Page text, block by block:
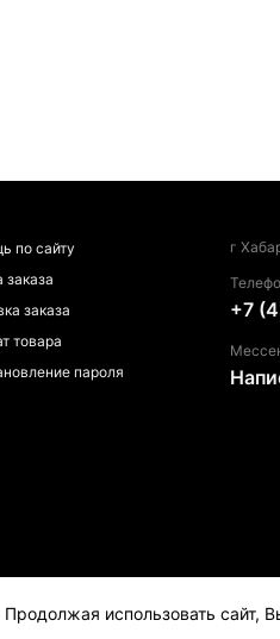
использовать сайт,
по сайту
заказа
заказа
товара
пароля
г
+7